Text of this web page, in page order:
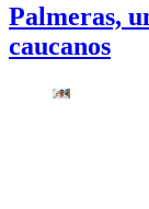
Palmeras,
caucanos